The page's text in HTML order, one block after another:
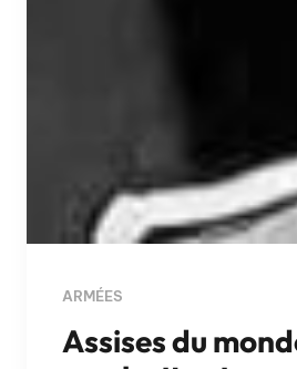
ARMÉES
Assises du